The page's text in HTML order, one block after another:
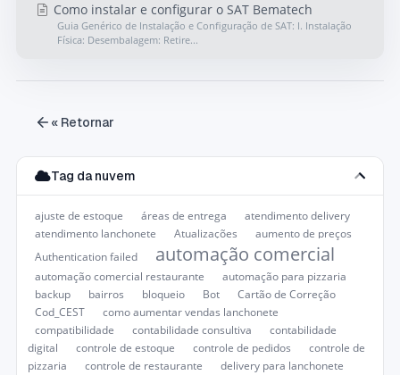
Como instalar e configurar o SAT Bematech
Guia Genérico de Instalação e Configuração de SAT: I. Instalação
Física: Desembalagem: Retire...
« Retornar
Tag da nuvem
ajuste de estoque áreas de entrega
atendimento delivery
atendimento lanchonete
Atualizações
aumento de preços
Authentication failed
automação comercial
automação comercial restaurante
automação para pizzaria
backup
bairros bloqueio Bot
Cartão de Correção
Cod_CEST
como aumentar vendas lanchonete
compatibilidade
contabilidade consultiva
contabilidade
digital
controle de estoque controle de pedidos
controle de
pizzaria
controle de restaurante
delivery para lanchonete